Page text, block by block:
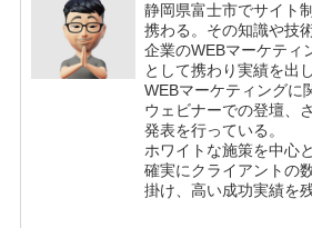
静岡県富士市でサイト
携わる。その知識や技
企業のWEBマーケティ
として携わり実績を出
WEBマーケティングに
ウェビナーでの登壇、
発表を行っている。
ホワイトな施策を中心
確実にクライアントの
掛け、高い成功実績を